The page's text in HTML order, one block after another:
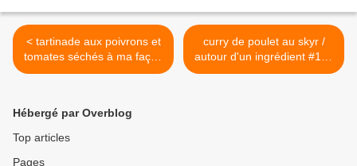
< tartinade aux poivrons et
tomates séchés à ma façon
/ foodista challenge#119
curry de poulet au skyr /
autour d'un ingrédient #119
>
Hébergé par Overblog
Top articles
Pages